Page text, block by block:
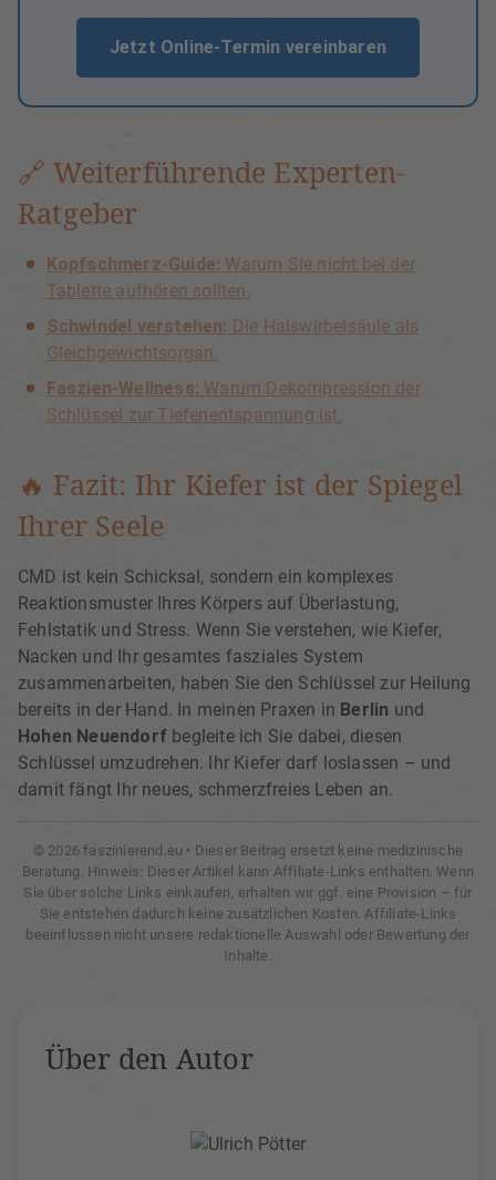
Jetzt Online-Termin vereinbaren
🔗 Weiterführende Experten-
Ratgeber
Kopfschmerz-Guide: Warum Sie nicht bei der
Tablette aufhören sollten.
Schwindel verstehen: Die Halswirbelsäule als
Gleichgewichtsorgan.
Faszien-Wellness: Warum Dekompression der
Schlüssel zur Tiefenentspannung ist.
🔥 Fazit: Ihr Kiefer ist der Spiegel
Ihrer Seele
CMD ist kein Schicksal, sondern ein komplexes
Reaktionsmuster Ihres Körpers auf Überlastung,
Fehlstatik und Stress. Wenn Sie verstehen, wie Kiefer,
Nacken und Ihr gesamtes fasziales System
zusammenarbeiten, haben Sie den Schlüssel zur Heilung
bereits in der Hand. In meinen Praxen in Berlin und
Hohen Neuendorf begleite ich Sie dabei, diesen
Schlüssel umzudrehen. Ihr Kiefer darf loslassen – und
damit fängt Ihr neues, schmerzfreies Leben an.
© 2026 faszinierend.eu • Dieser Beitrag ersetzt keine medizinische
Beratung. Hinweis: Dieser Artikel kann Affiliate-Links enthalten. Wenn
Sie über solche Links einkaufen, erhalten wir ggf. eine Provision – für
Sie entstehen dadurch keine zusätzlichen Kosten. Affiliate-Links
beeinflussen nicht unsere redaktionelle Auswahl oder Bewertung der
Inhalte.
Über den Autor